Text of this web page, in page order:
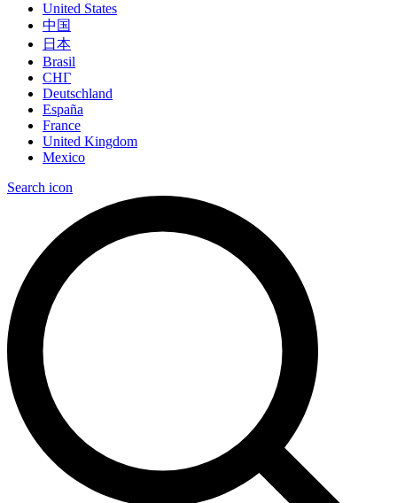
United States
中国
日本
Brasil
СНГ
Deutschland
España
France
United Kingdom
Mexico
Search icon